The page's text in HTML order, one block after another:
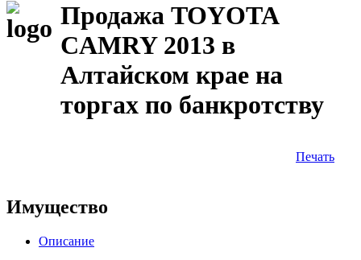
Продажа TOYOTA
CAMRY 2013 в
Алтайском крае на
торгах по банкротству
Печать
Имущество
Описание